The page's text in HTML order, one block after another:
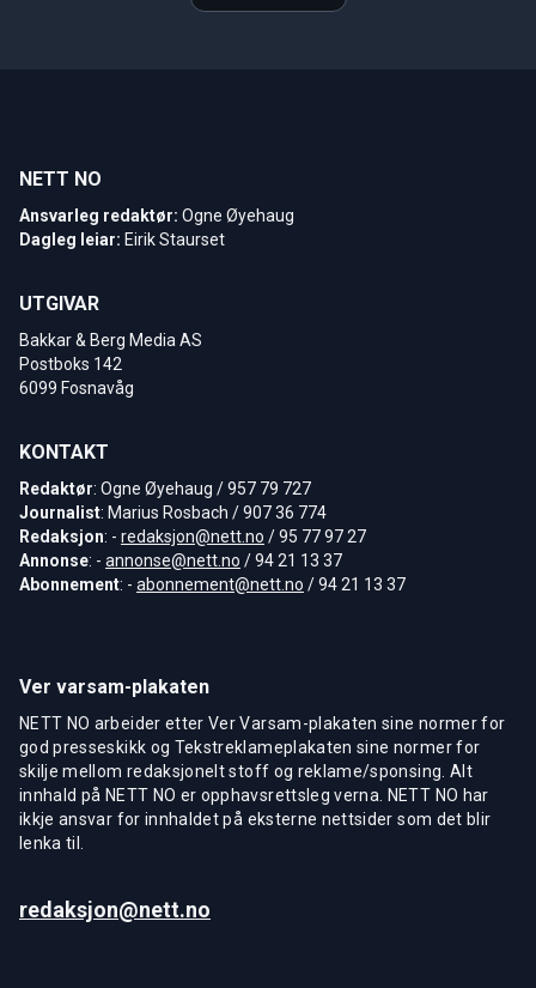
NETT NO
Ansvarleg redaktør: Ogne Øyehaug
Dagleg leiar: Eirik Staurset
UTGIVAR
Bakkar & Berg Media AS
Postboks 142
6099 Fosnavåg
KONTAKT
Redaktør: Ogne Øyehaug / 957 79 727
Journalist: Marius Rosbach / 907 36 774
Redaksjon: - redaksjon@nett.no / 95 77 97 27
Annonse: - annonse@nett.no / 94 21 13 37
Abonnement: - abonnement@nett.no / 94 21 13 37
Ver varsam-plakaten
NETT NO arbeider etter Ver Varsam-plakaten sine normer for
god presseskikk og Tekstreklameplakaten sine normer for
skilje mellom redaksjonelt stoff og reklame/sponsing. Alt
innhald på NETT NO er opphavsrettsleg verna. NETT NO har
ikkje ansvar for innhaldet på eksterne nettsider som det blir
lenka til.
redaksjon@nett.no